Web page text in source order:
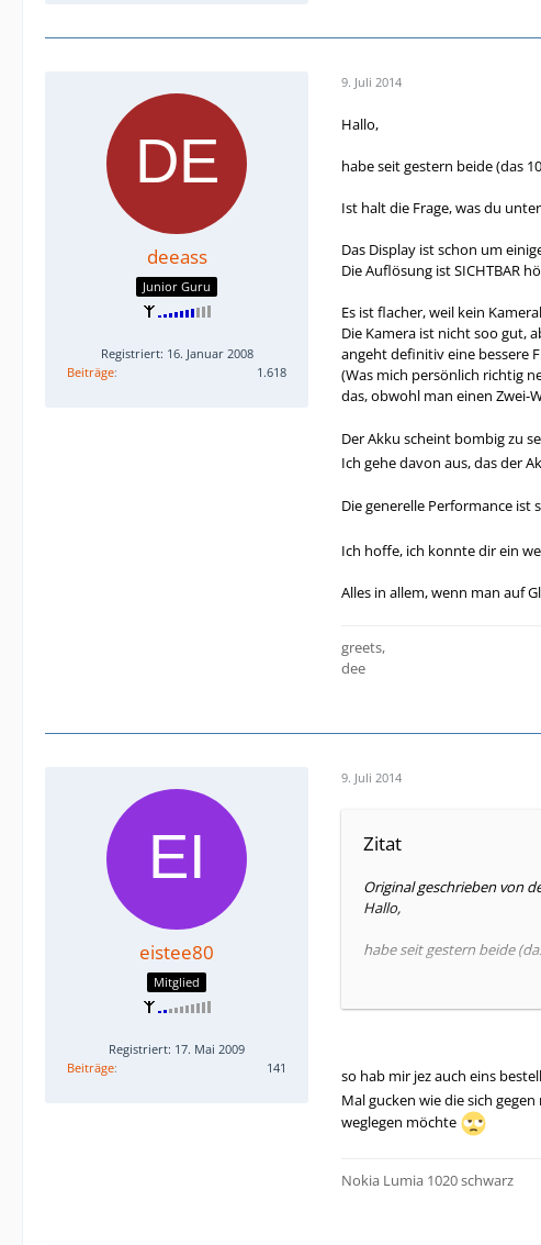
deeass
Junior Guru
Registriert: 16. Januar 2008
Beiträge
1.618
9. Juli 2014
Hallo,
habe seit gestern beide (das
Ist halt die Frage, was du
Das Display ist schon um
Die Auflösung ist SICHTBAR
Es ist flacher, weil kein
Die Kamera ist nicht soo gut,
angeht definitiv eine bessere
(Was mich persönlich richtig
das, obwohl man einen Zwei-
Der Akku scheint bombig zu
Ich gehe davon aus, das der
Die generelle Performance ist
Ich hoffe, ich konnte dir ein
Alles in allem, wenn man auf
greets,
dee
eistee80
Mitglied
Registriert: 17. Mai 2009
Beiträge
141
9. Juli 2014
Zitat
Original geschrieben von
Hallo,
habe seit gestern beide
Die Auflösung ist
Es ist flacher, weil kein
Die Kamera ist nicht soo
und speichert um einiges
so hab mir jez auch eins
Mal gucken wie die sich
weglegen möchte
Nokia Lumia 1020 schwarz